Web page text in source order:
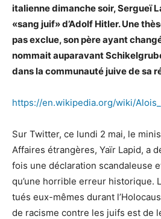
italienne dimanche soir, Sergueï
«sang juif» d’Adolf Hitler. Une
pas exclue, son père ayant
nommait auparavant
dans la communauté juive de sa
https://en.wikipedia.org/wiki/
Sur Twitter, ce lundi 2 mai, le
Affaires étrangères, Yaïr Lapid, a
fois une déclaration scandaleuse
qu’une horrible erreur historique.
tués eux-mêmes durant
de racisme contre les juifs est de